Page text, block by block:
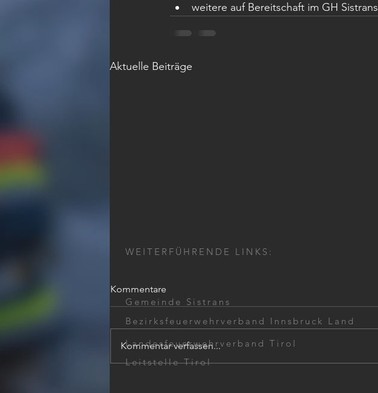
weitere auf Bereitschaft im GH Sistrans
Aktuelle Beiträge
Wohnungsöffnung
Kommentare
Kommentar verfassen...
WEITERFÜHRENDE LINKS:
Gemeinde Sistrans
Bezirksfeuerwehrverband Innsbruck Land
Landesfeuerwehrverband Tirol
Leitstelle Tirol